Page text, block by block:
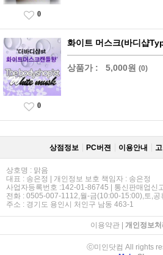
0
화이트 머스크(바디샵
상품가 : 5,000원 (0)
0
상점정보 PC버젼 이용안내
상호명 : 맑음
대표 : 송은정 | 개인정보 보호 책임자 : 송은정
사업자등록번호 :142-01-86745 | 통신판매업신
전화 : 0505-007-1112,월-금(10:00-15:00),토,
주소 : 경기도 용인시 처인구 남동 463-1
이용약관| 개인정보
ⓒ미인닷컴 All rights